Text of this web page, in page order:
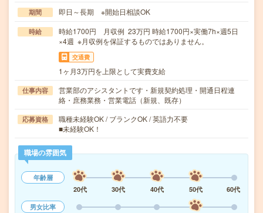
期間 即日～長期 ※開始日相談OK
時給
時給1700円 月収例 23万円 時給1700円×実働7h×週5日
×4週 ※月収例を保証するものではありません。
交通費
1ヶ月3万円を上限として実費支給
仕事内容
営業部のアシスタントです・新規契約処理・開通日程連
絡・庶務業務・営業電話（新規、既存）
応募資格
職種未経験OK / ブランクOK / 英語力不要
■未経験OK！
職場の雰囲気
年齢層
20代
30代 40代 50代
60代
男女比率